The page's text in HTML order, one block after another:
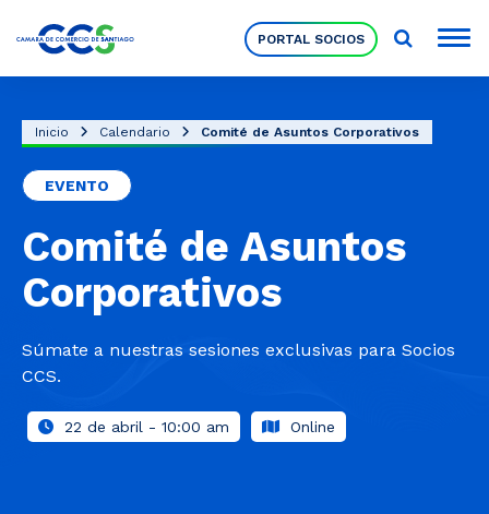
PORTAL SOCIOS
Nuestra Institución
Pilares Estratégicos
Comités de Trabajo
Eventos
Inicio Calendario Comité de Asuntos Corporativos
EVENTO
Comité de Asuntos
Corporativos
Súmate a nuestras sesiones exclusivas para Socios
CCS.
22 de abril - 10:00 am Online